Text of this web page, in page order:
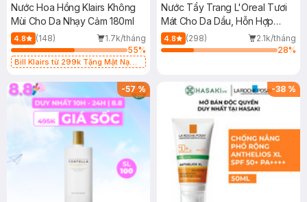
Nước Hoa Hồng Klairs Không
Mùi Cho Da Nhạy Cảm 180ml
4.8 (148)
1.7k/tháng
55%
Bill Klairs từ 299k Tặng Mặt Nạ
25ml (SL Có Hạn)
Nước Tẩy Trang L'Oreal Tươi
Mát Cho Da Dầu, Hỗn Hợp
400ml
4.8 (298)
2.1k/tháng
28%
-57% -38 %